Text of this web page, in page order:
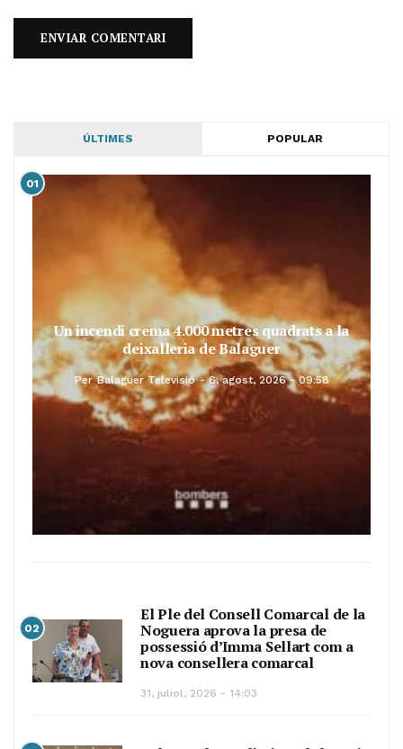
ÚLTIMES POPULAR
01
Un incendi crema 4.000 metres quadrats a la
deixalleria de Balaguer
Per Balaguer Televisió 6, agost, 2026 - 09:58
02
El Ple del Consell Comarcal de la
Noguera aprova la presa de
possessió d’Imma Sellart com a
nova consellera comarcal
31, juliol, 2026 - 14:03